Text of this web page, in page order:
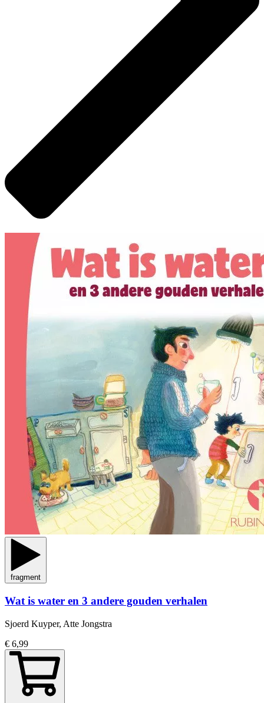
fragment
Wat is water en 3 andere gouden verhalen
Sjoerd Kuyper, Atte Jongstra
€ 6,99